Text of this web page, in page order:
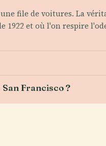
file de voitures. La
1922 et où l'on respire
Francisco ?